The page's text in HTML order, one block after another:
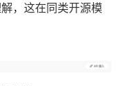
，这在同类开源模